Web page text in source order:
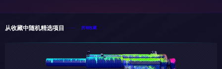
从收藏中随机精选项目 所有收藏